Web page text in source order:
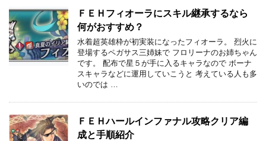
ＦＥＨフィオーラにスキル継承するなら
何がおすすめ？
水着超英雄枠が初実装になったフィオーラ。 烈火に
登場するペガサス三姉妹で フロリーナのお姉ちゃん
です。 配布で星５が手に入るキャラなので ボーナ
スキャラなどに運用していこうと 考えている人も多
いのでは …
ＦＥＨハールインファナル攻略クリア編
成と手順紹介